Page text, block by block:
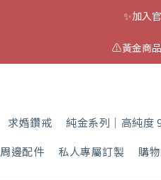
✨加入
⚠️黃金商
求婚鑽戒 純金系列｜高純度
周邊配件 私人專屬訂製 購